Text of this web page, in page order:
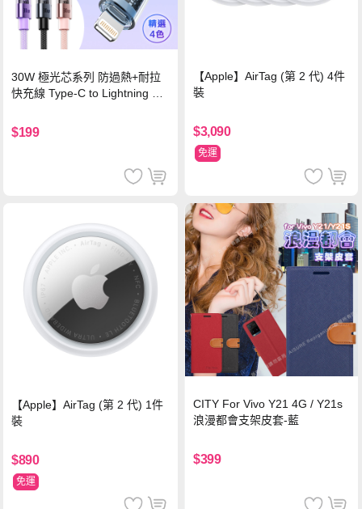
30W 極光芯系列 防過熱+耐拉
快充線 Type-C to Lightning 傳
$199
【Apple】AirTag (第 2 代) 4件
裝
$3,090
免運
【Apple】AirTag (第 2 代) 1件
裝
$890
免運
CITY For Vivo Y21 4G / Y21s
浪漫都會支架皮套-藍
$399